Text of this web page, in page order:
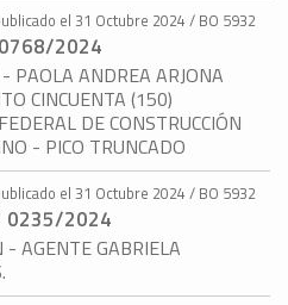
el 31 Octubre 2024 / BO 5932
0768/2024
PAOLA ANDREA ARJONA
CINCUENTA (150)
DE CONSTRUCCIÓN
- PICO TRUNCADO
el 31 Octubre 2024 / BO 5932
0235/2024
- AGENTE GABRIELA